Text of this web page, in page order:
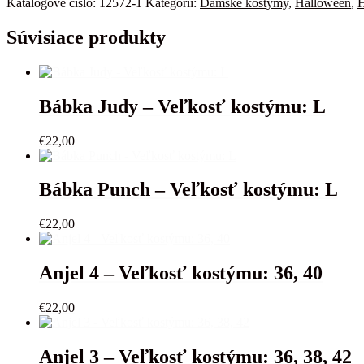
-
Veľkosť
Súvisiace produkty
Bábka Judy – Veľkosť kostýmu: L
€22,00
Bábka Punch – Veľkosť kostýmu: L
€22,00
Anjel 4 – Veľkosť kostýmu: 36, 40
€22,00
Anjel 3 – Veľkosť kostýmu: 36, 38, 42